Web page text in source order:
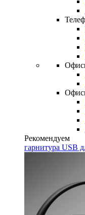
Рекомендуем
гарнитура USB